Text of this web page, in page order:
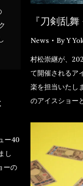
『刀剣乱
News ByY
村松崇継が、
て開催されるア
楽を担当いたし
のアイスショー
ー40
し
ーの